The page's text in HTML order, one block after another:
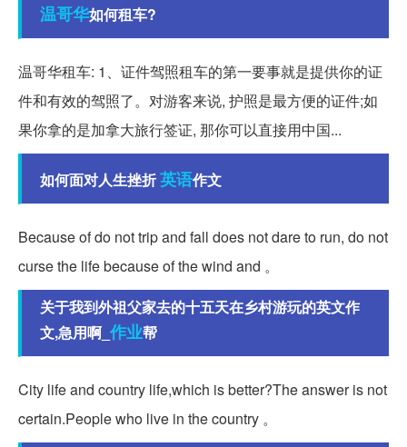
温哥华如何租车?
温哥华租车: 1、证件驾照租车的第一要事就是提供你的证
件和有效的驾照了。对游客来说, 护照是最方便的证件;如
果你拿的是加拿大旅行签证, 那你可以直接用中国...
如何面对人生挫折英语作文
Because of do not trip and fall does not dare to run, do not
curse the life because of the wind and 。
关于我到外祖父家去的十五天在乡村游玩的英文作
文,急用啊_ 作业帮
City life and country life,which is better?The answer is not
certain.People who live in the country 。